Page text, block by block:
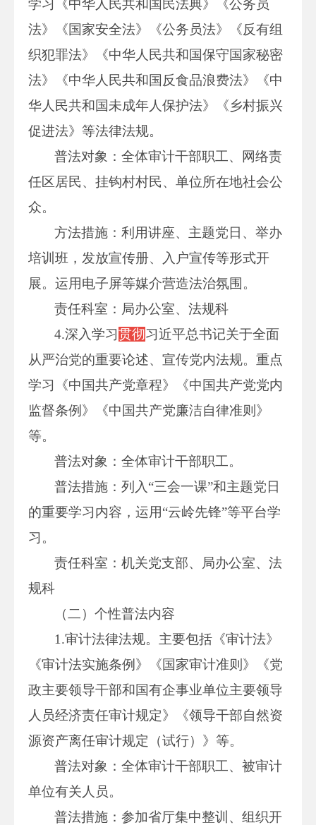
学习《中华人民共和国民法典》《公务员
法》《国家安全法》《公务员法》《反有组
织犯罪法》《中华人民共和国保守国家秘密
法》《中华人民共和国 反食品浪费法》《中
华人民共和国未成年人保护法》《乡村振兴
促进法》等法律法规。
普法对象：全体审计干部职工、网络责
任区居民、挂钩村村民、单位所在地社会公
众。
方法措施：利用讲座、主题党日、举办
培训班，发放宣传册、入户宣传等形式开
展。运用电子屏等媒介营造法治氛围。
责任科室：局办公室、法规科
4.深入学习贯彻习近平总书记关于全面
从严治党的重要论述、宣传党内法规。重点
学习《中国共产党章程》《中国共产党党内
监督条例》《中国共产党廉洁自律准则》
等。
普法对象：全体审计干部职工。
普法措施：列入“三会一课”和主题党日
的重要学习内容，运用“云岭先锋”等平台学
习。
责任科室：机关党支部、局办公室、法
规科
（二）个性普法内容
1.审计法律法规。主要包括《审计法》
《审计法实施条例》《国家审计准则》《党
政主要领导干部和国有企事业单位主要领导
人员经济责任审计规定》《领导干部自然资
源资产离任审计规定（试行）》等。
普法对象：全体审计干部职工、被审计
单位有关人员。
普法措施：参加省厅集中整训、组织开